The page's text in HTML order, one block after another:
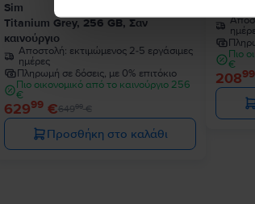
Sim
Titanium Grey, 256 GB, Σαν
καινούργιο
Αποστολή: εκτιμώμενος 2-5 εργάσιμες
ημέρες
Πληρωμή σε δόσεις, με 0% επιτόκιο
Πιο οικονομικό από το καινούργιο 256
€
62999€64999€
Προσθήκη στο καλάθι
Πιο
€
20899